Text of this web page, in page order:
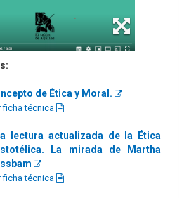
de Ética y Moral.
ficha técnica
lectura actualizada de la Ética
La mirada de Martha
ficha técnica